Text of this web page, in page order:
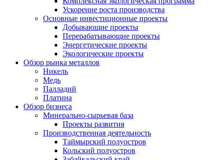
Ускорение роста производства
Основные инвестиционные проекты
Добывающие проекты
Перерабатывающие проекты
Энергетические проекты
Экологические проекты
Обзор рынка металлов
Никель
Медь
Палладий
Платина
Обзор бизнеса
Минерально-сырьевая база
Проекты развития
Производственная деятельность
Таймырский полуостров
Кольский полуостров